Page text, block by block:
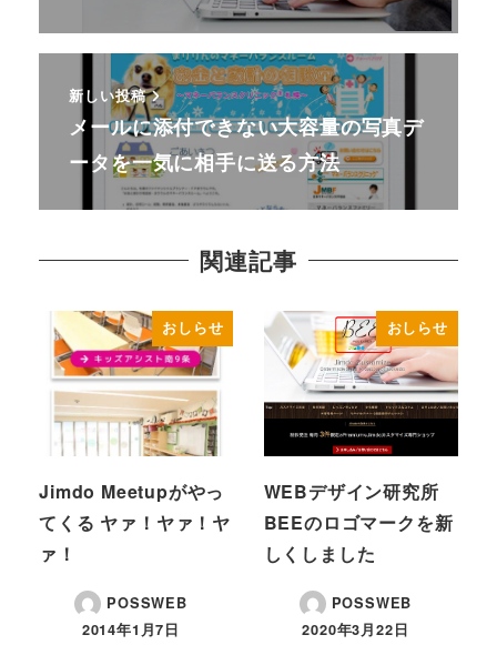
新しい投稿
メールに添付できない大容量の写真デ
ータを一気に相手に送る方法
関連記事
おしらせ
Jimdo Meetupがやっ
てくる ヤァ！ヤァ！ヤ
ァ！
POSSWEB
2014年1月7日
おしらせ
WEBデザイン研究所
BEEのロゴマークを新
しくしました
POSSWEB
2020年3月22日